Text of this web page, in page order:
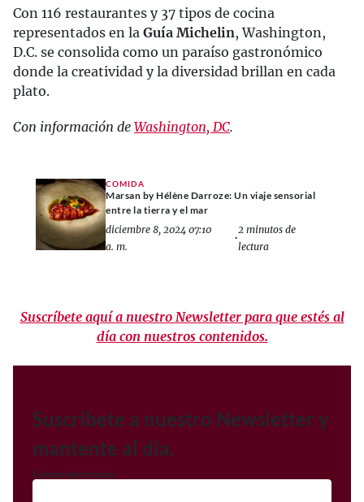
Con 116 restaurantes y 37 tipos de cocina
representados en la Guía Michelin, Washington,
D.C. se consolida como un paraíso gastronómico
donde la creatividad y la diversidad brillan en cada
plato.
Con información de Washington, DC.
COMIDA
Marsan by Hélène Darroze: Un viaje sensorial
entre la tierra y el mar
diciembre 8, 2024 07:10
a. m.
•
2 minutos de
lectura
Suscríbete aquí a nuestro Newsletter para que estés al
día con nuestros contenidos.
Suscríbete a nuestro Newsletter y
mantente al día.
Correo electrónico